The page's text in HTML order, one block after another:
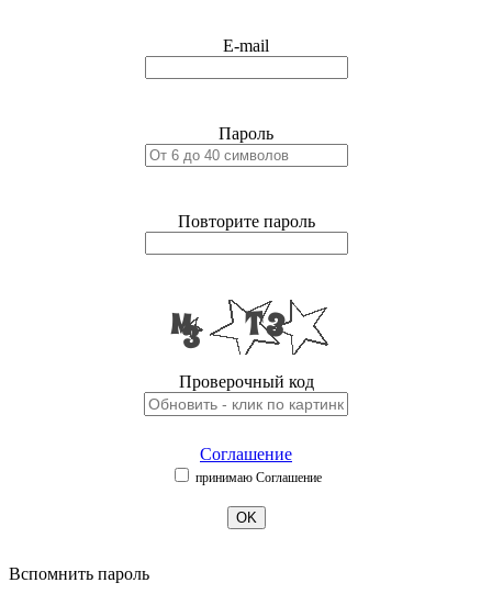
E-mail
Пароль
Повторите пароль
Проверочный код
Соглашение
принимаю Соглашение
OK
Вспомнить пароль